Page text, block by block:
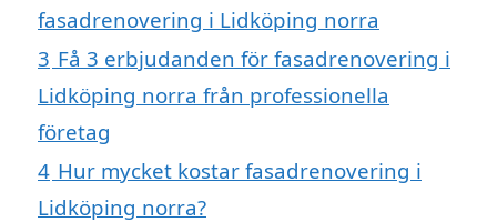
fasadrenovering i Lidköping norra
3 Få 3 erbjudanden för fasadrenovering i
Lidköping norra från professionella
företag
4 Hur mycket kostar fasadrenovering i
Lidköping norra?